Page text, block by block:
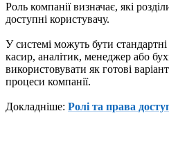
Роль компанії визначає, які
доступні користувачу.
У системі можуть бути
касир, аналітик, менеджер або
використовувати як готові
процеси компанії.
Докладніше: Ролі та права